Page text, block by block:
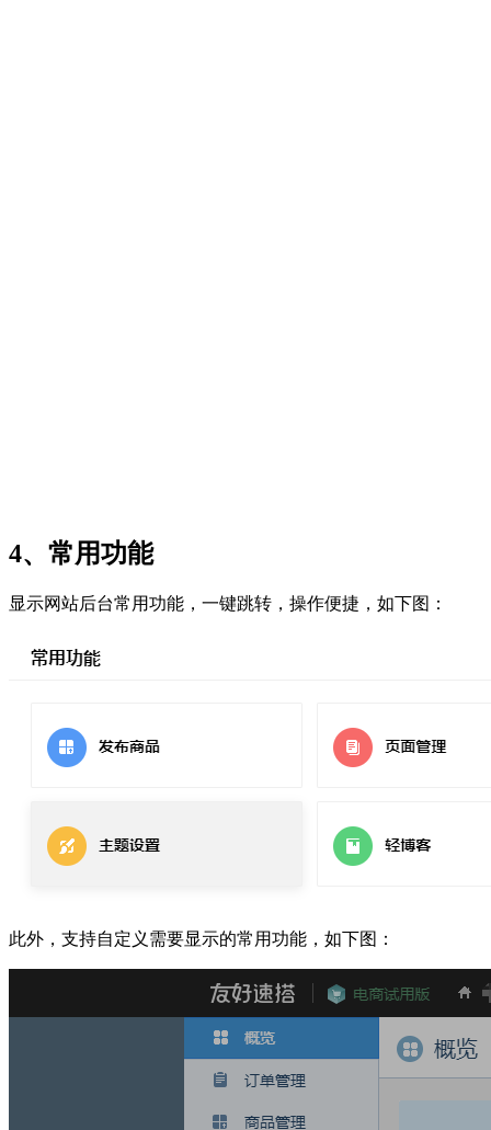
4、常用功能
显示网站后台常用功能，一键跳转，操作便捷，如下图：
此外，支持自定义需要显示的常用功能，如下图：